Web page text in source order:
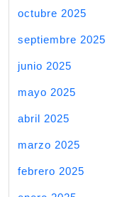
octubre 2025
septiembre 2025
junio 2025
mayo 2025
abril 2025
marzo 2025
febrero 2025